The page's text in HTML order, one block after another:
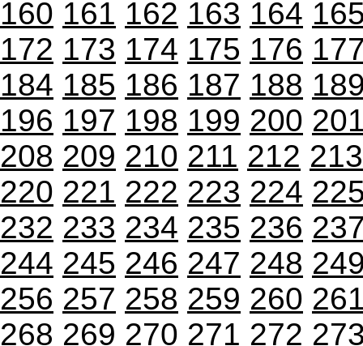
160 161 162 163 164
172 173 174 175 176
184 185 186 187 188
196 197 198 199 200
208 209 210 211 212 213
220 221 222 223 224
232 233 234 235 236
244 245 246 247 248
256 257 258 259 260
268 269 270 271 272